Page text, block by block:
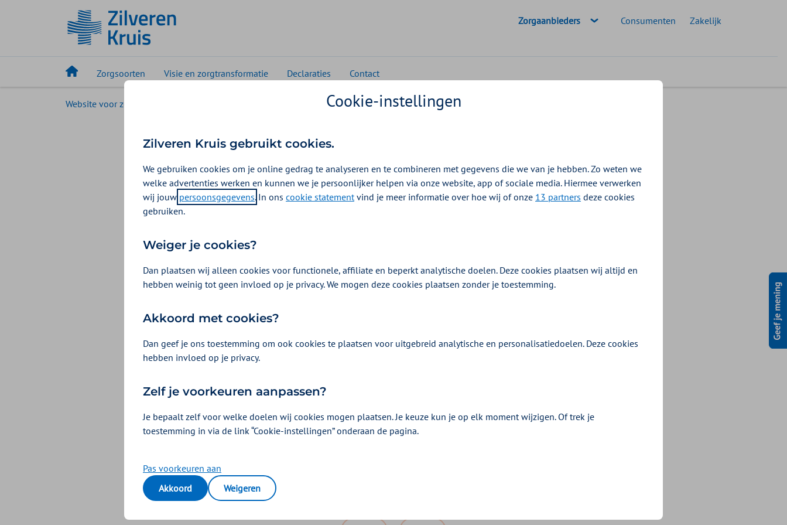
Geselecteerde doelgroep:
Zorgaanbieders Consumenten Zakelijk
Zorgsoorten Visie en zorgtransformatie Declaraties Contact
Website voor zorgaanbieders Machtiging aanvragen CAT Toetsingsrichtlijnen
CAT Toetsingsrichtlijnen
Voor de beoordeling van machtigingsaanvragen maken wij onder andere gebruik van
de toetsingsrichtlijnen van het College van Adviserend Tandartsen (CAT).
Amelogenesis imperfecta (2024) (pdf, 184KB)
Alle tonen
CAT Uitspraken
CAT standpunt autotransplantaat (pdf, 116,3KB)
CAT Standpunt botulinetoxine (pdf, 166,9KB)
Nazorg implantologie en periimplantitis (pdf, 78,5KB)
Cookie-instellingen
Zilveren Kruis gebruikt cookies.
We gebruiken cookies om je online gedrag te analyseren en te combineren met gegevens die we van je hebben. Zo weten we
welke advertenties werken en kunnen we je persoonlijker helpen via onze website, app of sociale media. Hiermee verwerken
wij jouw persoonsgegevens. In ons cookie statementvind je meer informatie over hoe wij of onze 13 partners deze cookies
gebruiken.
Weiger je cookies?
Dan plaatsen wij alleen cookies voor functionele, affiliate en beperkt analytische doelen. Deze cookies plaatsen wij altijd en
hebben weinig tot geen invloed op je privacy. We mogen deze cookies plaatsen zonder je toestemming.
Akkoord met cookies?
Dan geef je ons toestemming om ook cookies te plaatsen voor uitgebreid analytische en personalisatiedoelen. Deze cookies
hebben invloed op je privacy.
Zelf je voorkeuren aanpassen?
Je bepaalt zelf voor welke doelen wij cookies mogen plaatsen. Je keuze kun je op elk moment wijzigen. Of trek je
toestemming in via de link “Cookie-instellingen” onderaan de pagina.
Pas voorkeuren aan
Akkoord
Weigeren